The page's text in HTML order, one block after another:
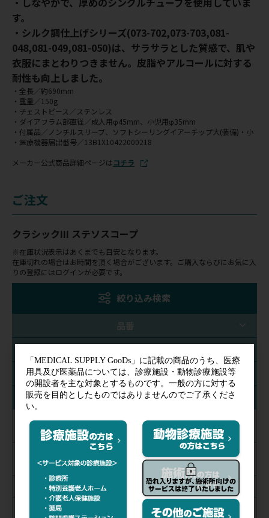
す。
・シルク調仕上げシリーズ(073-702,073-703,081-
048,081-049,081-050)は、サラサラとした質感で、肌や
衣服にまとわりつきません。皮脂やアルコールに対する
耐性も向上しました。
・全長／約690mm
・重量／150g
・チェストピース／ステンレス
・ダイアフラム部直径／成人用φ45mm、小児用φ35mm
・付属品／ノンチルスリーブ、ソフトシーリングイアーチップ大(装備)・小
・医療機器届出番号／13B1X10422000218
メーカー公式商品詳細ページはコチラ
ご注文
クラシックIII ステソスコープ
※在庫状況表示はあくまでも目安となります。
在庫切れの場合はお時間を頂く場合がございます。ご購入ならびにお気に入
りの登録にはログインが必要です。
絞り込み検索
品番
ステムカラー
レインボウ
(耳金具：真鍮色)
レインボウ
(耳金具：ブラック)
シルバー
チェストピースカラー